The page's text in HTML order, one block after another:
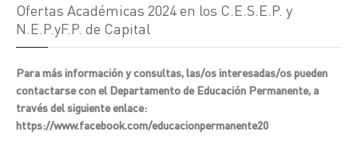
Ofertas Académicas 2024 en los C.E.S.E.P. y
N.E.P.yF.P. de Capital
Para más información y consultas, las/os interesadas/os pueden
contactarse con el Departamento de Educación Permanente, a
través del siguiente enlace:
https://www.facebook.com/educacionpermanente20